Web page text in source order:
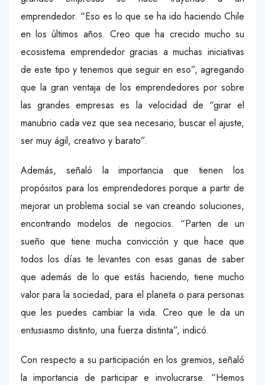
emprendedor. “Eso es lo que se ha ido haciendo Chile
en los últimos años. Creo que ha crecido mucho su
ecosistema emprendedor gracias a muchas iniciativas
de este tipo y tenemos que seguir en eso”, agregando
que la gran ventaja de los emprendedores por sobre
las grandes empresas es la velocidad de “girar el
manubrio cada vez que sea necesario, buscar el ajuste,
ser muy ágil, creativo y barato”.
Además, señaló la importancia que tienen los
propósitos para los emprendedores porque a partir de
mejorar un problema social se van creando soluciones,
encontrando modelos de negocios. “Parten de un
sueño que tiene mucha convicción y que hace que
todos los días te levantes con esas ganas de saber
que además de lo que estás haciendo, tiene mucho
valor para la sociedad, para el planeta o para personas
que les puedes cambiar la vida. Creo que le da un
entusiasmo distinto, una fuerza distinta”, indicó.
Con respecto a su participación en los gremios, señaló
la importancia de participar e involucrarse. “Hemos